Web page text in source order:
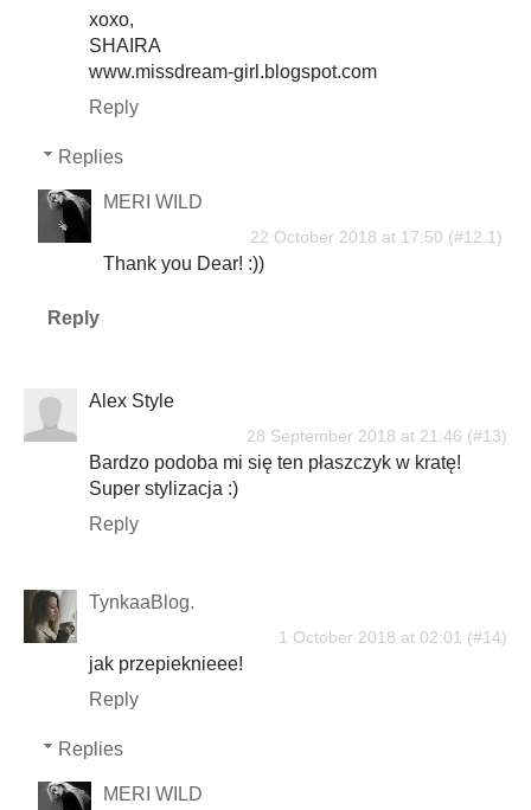
xoxo,
SHAIRA
www.missdream-girl.blogspot.com
Reply
Replies
MERI WILD
22 October 2018 at 17:50
Thank you Dear! :))
Reply
Alex Style
28 September 2018 at 21:46
Bardzo podoba mi się ten płaszczyk w kratę!
Super stylizacja :)
Reply
TynkaaBlog.
1 October 2018 at 02:01
jak przepieknieee!
Reply
Replies
MERI WILD